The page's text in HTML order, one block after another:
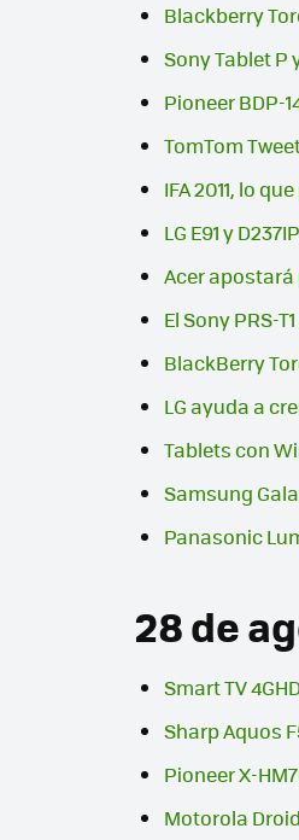
Blackberry
Sony Tablet P
Pioneer BDP-
TomTom
IFA 2011, lo
LG E91 y
Acer
El Sony PRS-
BlackBerry
LG ayuda a
Tablets con
Samsung
Panasonic
28 de
Smart TV
Sharp Aquos
Pioneer X-
Motorola